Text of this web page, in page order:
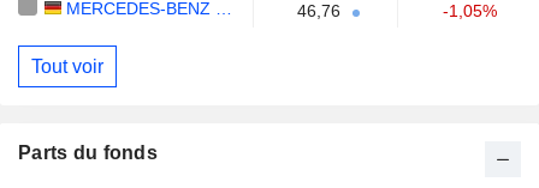
46,76 -1,05%
Tout voir
Parts du fonds